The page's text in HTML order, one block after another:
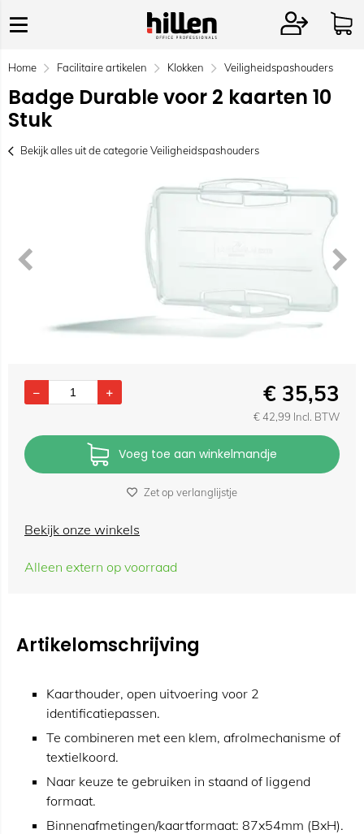
Home Facilitaire artikelen Klokken Veiligheidspashouders
Badge Durable voor 2 kaarten 10
Stuk
Bekijk alles uit de categorie Veiligheidspashouders
€ 35,53
€42,99 Incl. BTW
Voeg toe aan winkelmandje
Zet op verlanglijstje
Bekijk onze winkels
Alleen extern op voorraad
Artikelomschrijving
Kaarthouder, open uitvoering voor 2
identificatiepassen.
Te combineren met een klem, afrolmechanisme of
textielkoord.
Naar keuze te gebruiken in staand of liggend
formaat.
Binnenafmetingen/kaartformaat: 87x54mm (BxH).